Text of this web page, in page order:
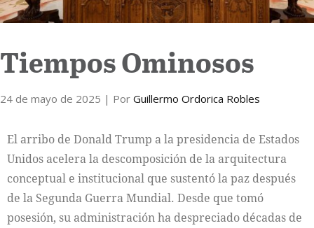
Tiempos Ominosos
24 de mayo de 2025 | Por Guillermo Ordorica Robles
El arribo de Donald Trump a la presidencia de Estados
Unidos acelera la descomposición de la arquitectura
conceptual e institucional que sustentó la paz después
de la Segunda Guerra Mundial. Desde que tomó
posesión, su administración ha despreciado décadas de